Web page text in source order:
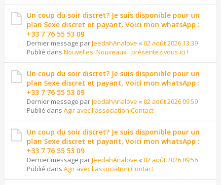
Un coup du soir discret? Je suis disponible pour un
plan Sexe discret et payant, Voici mon whatsApp :
+33 7 76 55 53 09
Dernier message parJeedahAnalove « 02 août 2026 13:39
Publié dans Nouvelles, Nouveaux : présentez vous ici !
Un coup du soir discret? Je suis disponible pour un
plan Sexe discret et payant, Voici mon whatsApp :
+33 7 76 55 53 09
Dernier message parJeedahAnalove « 02 août 2026 09:59
Publié dans Agir avec l'association Contact
Un coup du soir discret? Je suis disponible pour un
plan Sexe discret et payant, Voici mon whatsApp :
+33 7 76 55 53 09
Dernier message parJeedahAnalove « 02 août 2026 09:56
Publié dans Agir avec l'association Contact